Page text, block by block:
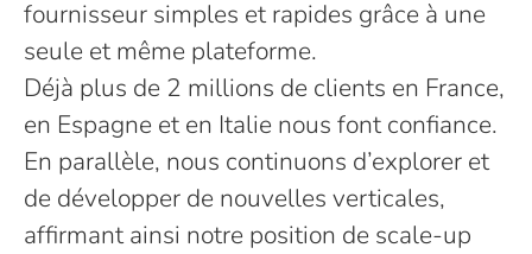
fournisseur simples et rapides grâce à une
seule et même plateforme.
Déjà plus de 2 millions de clients en France,
en Espagne et en Italie nous font confiance.
En parallèle, nous continuons d’explorer et
de développer de nouvelles verticales,
affirmant ainsi notre position de scale-up